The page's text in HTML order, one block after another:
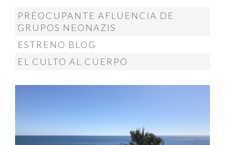
PREOCUPANTE AFLUENCIA DE
GRUPOS NEONAZIS
ESTRENO BLOG
EL CULTO AL CUERPO
@menendez_ponte